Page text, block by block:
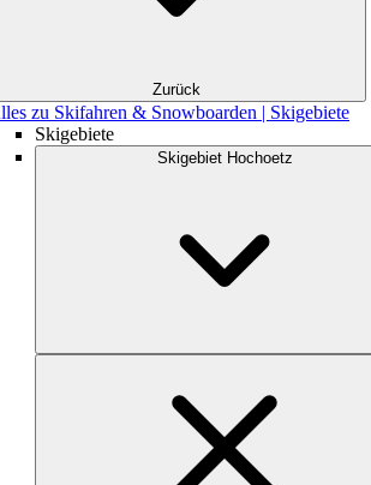
Zurück
zu Skifahren & Snowboarden | Skigebiete
Skigebiete
Skigebiet Hochoetz